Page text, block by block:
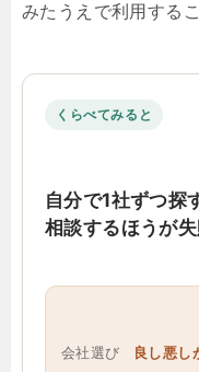
みたうえで利用する
くらべてみると
自分で1社ずつ探
相談するほうが
会社選び
良し悪し